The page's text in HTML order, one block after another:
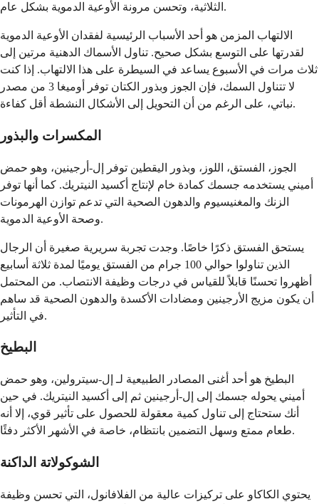
الثلاثية، وتحسن مرونة الأوعية الدموية بشكل عام.
الالتهاب المزمن هو أحد الأسباب الرئيسية لفقدان الأوعية الدموية
لقدرتها على التوسع بشكل صحيح. تناول الأسماك الدهنية مرتين إلى
ثلاث مرات في الأسبوع يساعد في السيطرة على هذا الالتهاب. إذا كنت
لا تتناول السمك، فإن الجوز وبذور الكتان توفر أوميغا 3 من مصدر
نباتي، على الرغم من أن التحويل إلى الأشكال النشطة أقل كفاءة.
المكسرات والبذور
الجوز، الفستق، اللوز، وبذور اليقطين توفر إل-أرجينين، وهو حمض
أميني يستخدمه جسمك كمادة خام لإنتاج أكسيد النيتريك. كما أنها توفر
الزنك والمغنيسيوم والدهون الصحية التي تدعم توازن الهرمونات
وصحة الأوعية الدموية.
يستحق الفستق ذكرًا خاصًا. وجدت تجربة سريرية صغيرة أن الرجال
الذين تناولوا حوالي 100 جرام من الفستق يوميًا لمدة ثلاثة أسابيع
أظهروا تحسنًا قابلاً للقياس في درجات وظيفة الانتصاب. من المحتمل
أن يكون مزيج الأرجينين ومضادات الأكسدة والدهون الصحية قد ساهم
في التأثير.
البطيخ
البطيخ هو أحد أغنى المصادر الطبيعية لـ إل-سيترولين، وهو حمض
أميني يحوله جسمك إلى إل-أرجينين ثم إلى أكسيد النيتريك. في حين
أنك ستحتاج إلى تناول كمية معقولة للحصول على تأثير قوي، إلا أنه
طعام ممتع وسهل التضمين بانتظام، خاصة في الأشهر الأكثر دفئًا.
الشوكولاتة الداكنة
يحتوي الكاكاو على تركيزات عالية من الفلافانول، التي تحسن وظيفة